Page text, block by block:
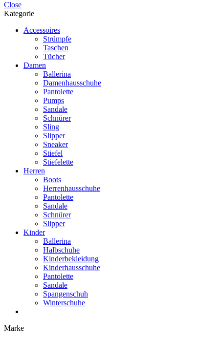
Close
Kategorie
Accessoires
Strümpfe
Taschen
Tücher
Damen
Ballerina
Damenhausschuhe
Pantolette
Pumps
Sandale
Schnürer
Sling
Slipper
Sneaker
Stiefel
Stiefelette
Herren
Boots
Herrenhausschuhe
Pantolette
Sandale
Schnürer
Slipper
Kinder
Ballerina
Halbschuhe
Kinderbekleidung
Kinderhausschuhe
Pantolette
Sandale
Spangenschuh
Winterschuhe
Marke